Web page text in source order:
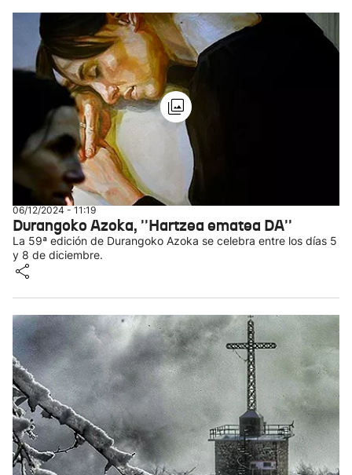
06/12/2024 - 11:19
Durangoko Azoka, ''Hartzea ematea DA''
La 59ª edición de Durangoko Azoka se celebra entre los días 5
y 8 de diciembre.